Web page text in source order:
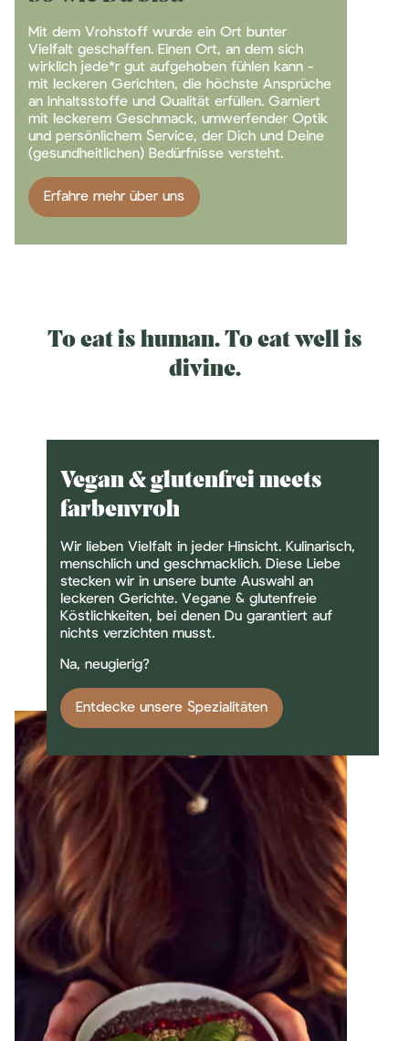
Mit dem Vrohstoff wurde ein Ort bunter
Vielfalt geschaffen. Einen Ort, an dem sich
wirklich jede*r gut aufgehoben fühlen kann -
mit leckeren Gerichten, die höchste Ansprüche
an Inhaltsstoffe und Qualität erfüllen. Garniert
mit leckerem Geschmack, umwerfender Optik
und persönlichem Service, der Dich und Deine
(gesundheitlichen) Bedürfnisse versteht.
Erfahre mehr über uns
To eat is human. To eat well is
divine.
Vegan & glutenfrei meets
farbenvroh
Wir lieben Vielfalt in jeder Hinsicht. Kulinarisch,
menschlich und geschmacklich. Diese Liebe
stecken wir in unsere bunte Auswahl an
leckeren Gerichte. Vegane & glutenfreie
Köstlichkeiten, bei denen Du garantiert auf
nichts verzichten musst.
Na, neugierig?
Entdecke unsere Spezialitäten